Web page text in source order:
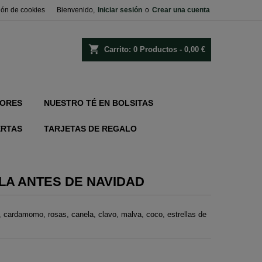
Bienvenido, Iniciar sesión o Crear una cuenta
de cookies
shopping_cart Carrito: 0 Productos - 0,00 €
NUESTRO TÉ EN BOLSITAS
TARJETAS DE REGALO
ANTES DE NAVIDAD
cardamomo, rosas, canela, clavo, malva, coco, estrellas de